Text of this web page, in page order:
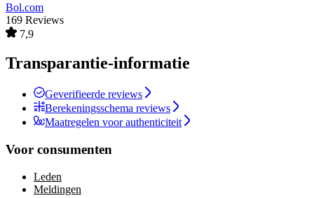
Bol.com
169 Reviews
7,9
Transparantie-informatie
Geverifieerde reviews
Berekeningsschema reviews
Maatregelen voor authenticiteit
Voor consumenten
Leden
Meldingen